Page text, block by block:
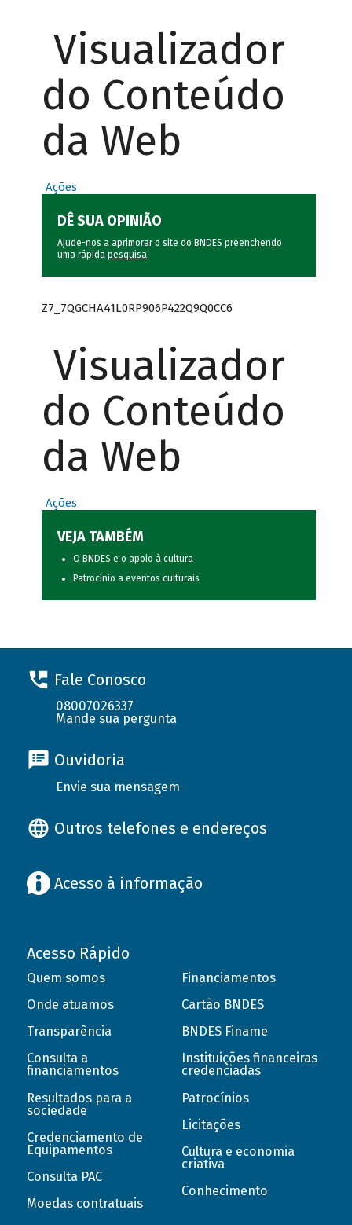
Visualizador
do Conteúdo
da Web
Ações
DÊ SUA OPINIÃO
Ajude-nos a aprimorar o site do BNDES preenchendo
uma rápida pesquisa.
Z7_7QGCHA41L0RP906P422Q9Q0CC6
Visualizador
do Conteúdo
da Web
Ações
VEJA TAMBÉM
O BNDES e o apoio à cultura
Patrocínio a eventos culturais
Fale Conosco
08007026337
Mande sua pergunta
Ouvidoria
Envie sua mensagem
Outros telefones e endereços
Acesso à informação
Acesso Rápido
Quem somos
Onde atuamos
Transparência
Consulta a
financiamentos
Resultados para a
sociedade
Credenciamento de
Equipamentos
Consulta PAC
Moedas contratuais
Financiamentos
Cartão BNDES
BNDES Finame
Instituições financeiras
credenciadas
Patrocínios
Licitações
Cultura e economia
criativa
Conhecimento